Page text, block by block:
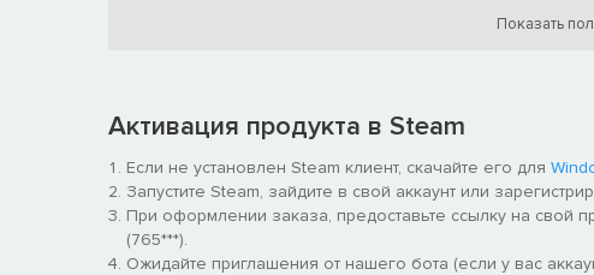
реальностью. Игра повествует о молодой монахине,
Внешне Индика — обычная, ничем не выдающаяся
жизни. Однако скромность и спокойствие лишь
дьявола!
Показать
Активация продукта в Steam
Если не установлен Steam клиент, скачайте его для
Запустите Steam, зайдите в свой аккаунт или
При оформлении заказа, предоставьте ссылку на свой
(765***).
Ожидайте приглашения от нашего бота (если у вас